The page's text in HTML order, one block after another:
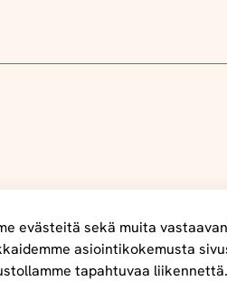
evästeitä sekä muita
asiointikokemusta
tapahtuvaa